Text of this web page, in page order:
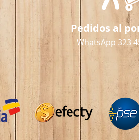
Pedidos al
WhatsApp 323